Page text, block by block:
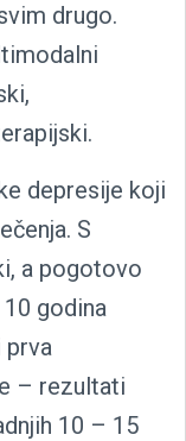
drugo.
depresije koji
S
a pogotovo
godina
– rezultati
10 – 15